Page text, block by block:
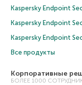
Kaspersky Endpoint
Kaspersky Endpoint
Kaspersky Endpoint
Все продукты
Корпоративные
БОЛЕЕ 1000